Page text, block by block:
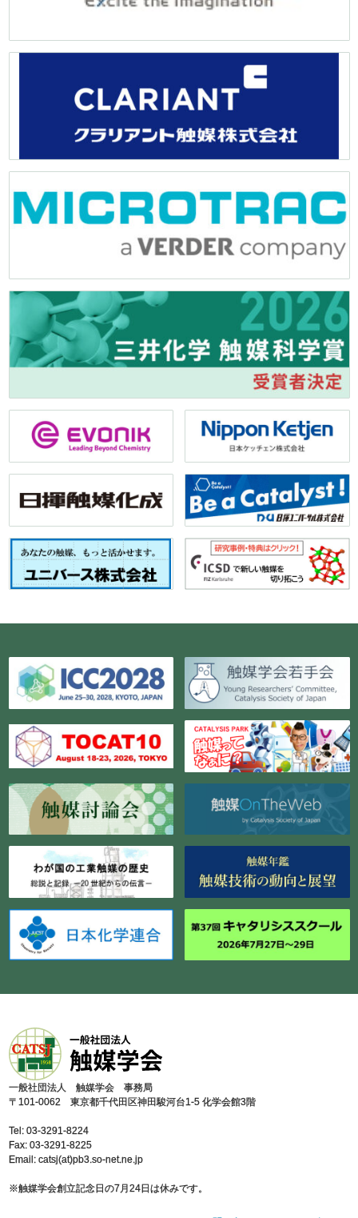
⼀般社団法⼈ 触媒学会 事務局
〒101-0062 東京都千代⽥区神⽥駿河台1-5 化学会館3階
Tel: 03-3291-8224
Fax: 03-3291-8225
Email: catsj(at)pb3.so-net.ne.jp
※触媒学会創⽴記念⽇の7⽉24⽇は休みです。